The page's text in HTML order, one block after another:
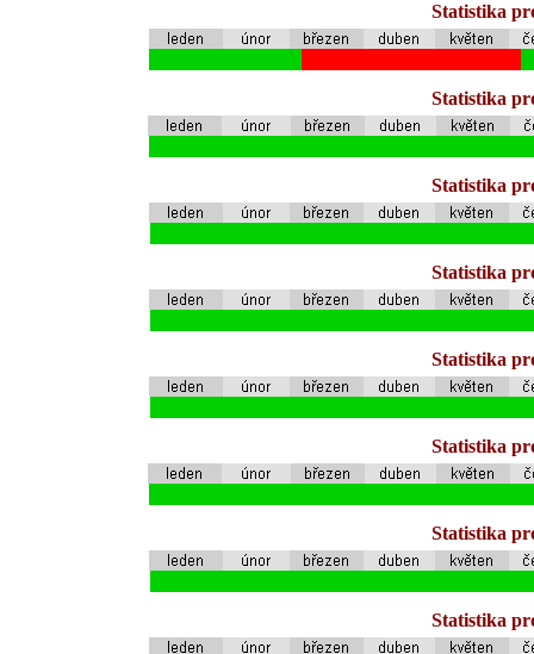
Statistika
Statistika
Statistika
Statistika
Statistika
Statistika
Statistika
Statistika